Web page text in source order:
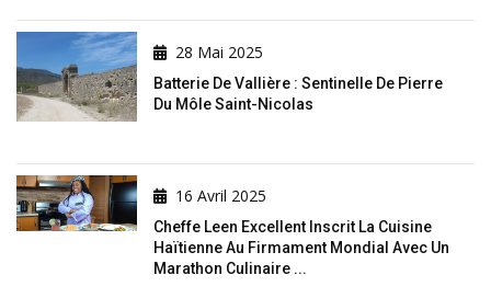
28 Mai 2025
Batterie De Vallière : Sentinelle De Pierre
Du Môle Saint-Nicolas
16 Avril 2025
Cheffe Leen Excellent Inscrit La Cuisine
Haïtienne Au Firmament Mondial Avec Un
Marathon Culinaire ...